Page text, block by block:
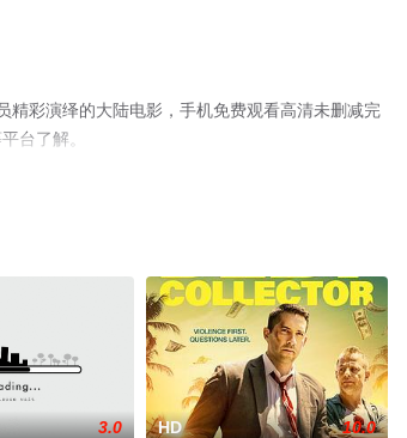
精彩演绎的大陆电影，手机免费观看高清未删减完
台了解。
3.0 HD 10.0